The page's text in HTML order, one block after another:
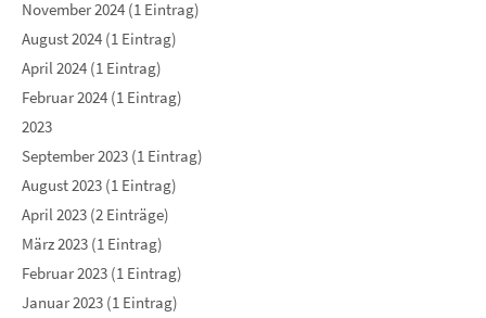
November 2024 (1 Eintrag)
August 2024 (1 Eintrag)
April 2024 (1 Eintrag)
Februar 2024 (1 Eintrag)
2023
September 2023 (1 Eintrag)
August 2023 (1 Eintrag)
April 2023 (2 Einträge)
März 2023 (1 Eintrag)
Februar 2023 (1 Eintrag)
Januar 2023 (1 Eintrag)